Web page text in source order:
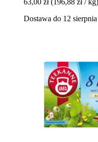
63,00 zł (196,88 zł / kg)
Dostawa do 12 sierpnia